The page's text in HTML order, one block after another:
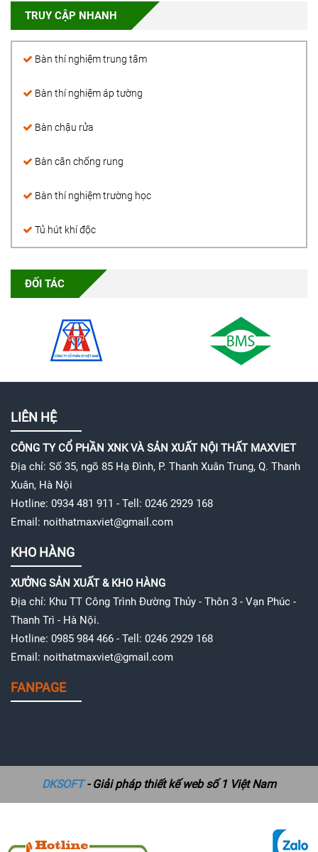
TRUY CẬP NHANH
Bàn thí nghiệm trung tâm
Bàn thí nghiệm áp tường
Bàn chậu rửa
Bàn cân chống rung
Bàn thí nghiệm trường học
Tủ hút khí độc
ĐỐI TÁC
LIÊN HỆ
CÔNG TY CỔ PHẦN XNK VÀ SẢN XUẤT NỘI THẤT MAXVIET
Địa chỉ: Số 35, ngõ 85 Hạ Đình, P. Thanh Xuân Trung, Q. Thanh
Xuân, Hà Nội
Hotline: 0934 481 911 - Tell: 0246 2929 168
Email: noithatmaxviet@gmail.com
KHO HÀNG
XƯỞNG SẢN XUẤT & KHO HÀNG
Địa chỉ: Khu TT Công Trình Đường Thủy - Thôn 3 - Vạn Phúc -
Thanh Trì - Hà Nội.
Hotline: 0985 984 466 - Tell: 0246 2929 168
Email: noithatmaxviet@gmail.com
FANPAGE
DKSOFT- Giải pháp thiết kế web số 1 Việt Nam